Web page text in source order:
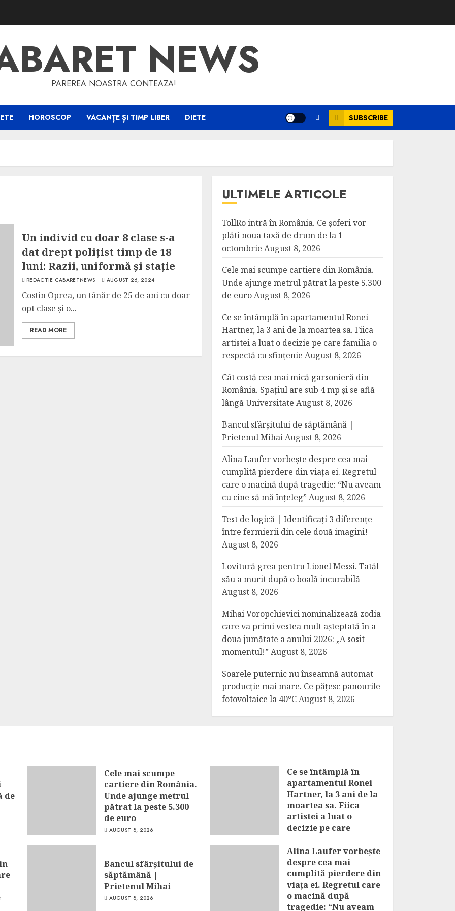
NEWS
PAREREA NOASTRA CONTEAZA!
HOROSCOP VACANȚE ȘI TIMP LIBER DIETE SUBSCRIBE
Un individ cu doar 8 clase s-a
dat drept polițist timp de 18
luni: Razii, uniformă și stație
REDACTIE CABARETNEWS AUGUST 26, 2024
Costin Oprea, un tânăr de 25 de ani cu doar
opt clase și o...
READ MORE
ULTIMELE ARTICOLE
TollRo intră în România. Ce șoferi vor
plăti noua taxă de drum de la 1
octombrie August 8, 2026
Cele mai scumpe cartiere din România.
Unde ajunge metrul pătrat la peste 5.300
de euroAugust 8, 2026
Ce se întâmplă în apartamentul Ronei
Hartner, la 3 ani de la moartea sa. Fiica
artistei a luat o decizie pe care familia o
respectă cu sfințenie August 8, 2026
Cât costă cea mai mică garsonieră din
România. Spațiul are sub 4 mp și se află
lângă Universitate August 8, 2026
Bancul sfârșitului de săptămână |
Prietenul MihaiAugust 8, 2026
Alina Laufer vorbește despre cea mai
cumplită pierdere din viața ei. Regretul
care o macină după tragedie: “Nu aveam
cu cine să mă înțeleg” August 8, 2026
Test de logică | Identificați 3 diferențe
între fermierii din cele două imagini!
August 8, 2026
Lovitură grea pentru Lionel Messi. Tatăl
său a murit după o boală incurabilă
August 8, 2026
Mihai Voropchievici nominalizează zodia
care va primi vestea mult așteptată în a
doua jumătate a anului 2026: „A sosit
momentul!” August 8, 2026
Soarele puternic nu înseamnă automat
producție mai mare. Ce pățesc panourile
fotovoltaice la 40°CAugust 8, 2026
de
Cele mai scumpe
cartiere din România.
Unde ajunge metrul
pătrat la peste 5.300
de euro
AUGUST 8, 2026
Ce se întâmplă în
apartamentul Ronei
Hartner, la 3 ani de la
moartea sa. Fiica
artistei a luat o
decizie pe care
sfințenie
AUGUST 8, 2026
Bancul sfârșitului de
săptămână |
Prietenul Mihai
AUGUST 8, 2026
Alina Laufer vorbește
despre cea mai
cumplită pierdere din
viața ei. Regretul care
o macină după
tragedie: “Nu aveam